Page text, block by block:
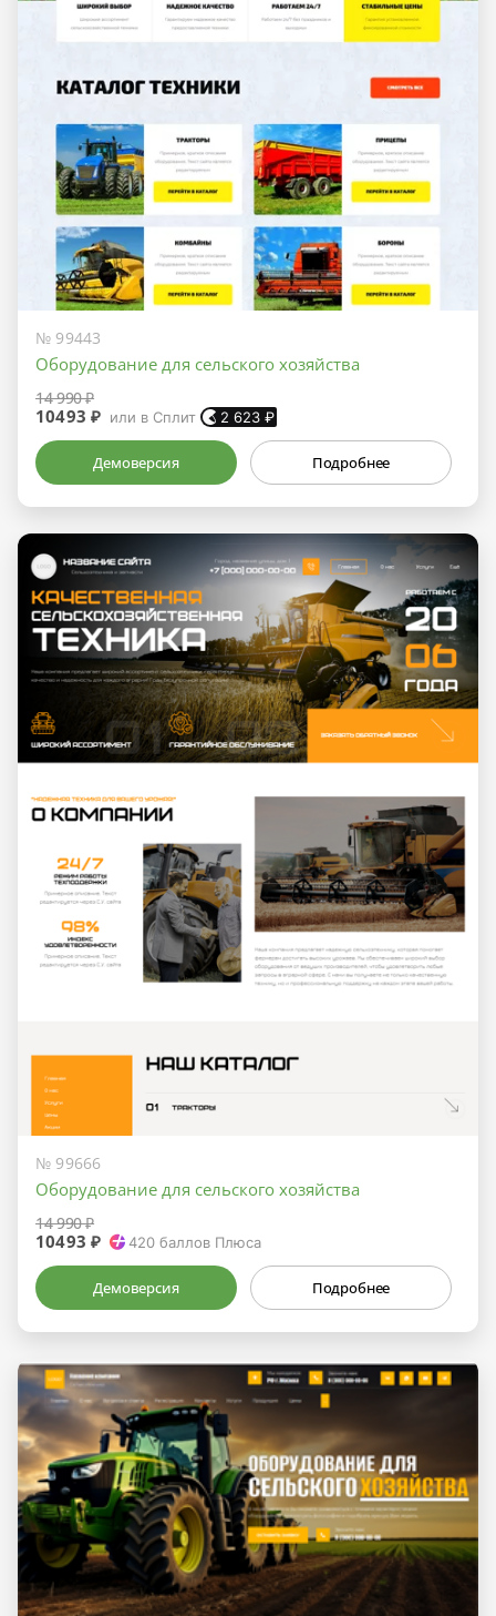
№ 99443
Оборудование для сельского хозяйства
14 990 ₽
10493 ₽ или в Сплит 2 623 ₽
Демоверсия Подробнее
№ 99666
Оборудование для сельского хозяйства
14 990 ₽
10493 ₽ 420 баллов Плюса
Демоверсия Подробнее